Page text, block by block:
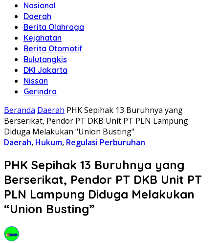
Nasional
Daerah
Berita Olahraga
Kejahatan
Berita Otomotif
Bulutangkis
DKI Jakarta
Nissan
Gerindra
Beranda Daerah PHK Sepihak 13 Buruhnya yang
Berserikat, Pendor PT DKB Unit PT PLN Lampung
Diduga Melakukan "Union Busting"
Daerah, Hukum, Regulasi Perburuhan
PHK Sepihak 13 Buruhnya yang
Berserikat, Pendor PT DKB Unit PT
PLN Lampung Diduga Melakukan
“Union Busting”